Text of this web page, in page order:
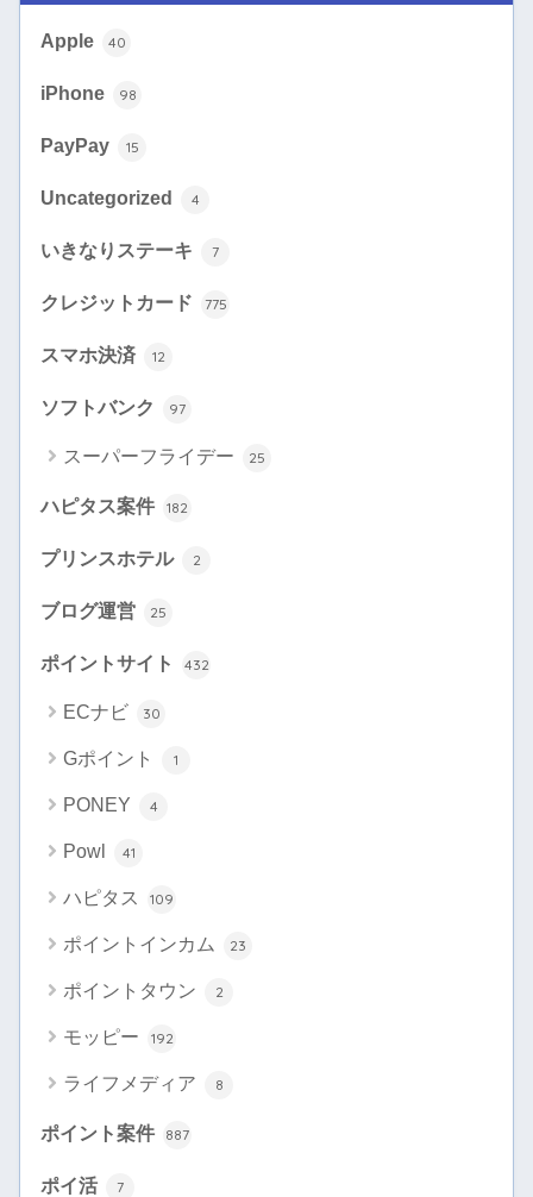
Apple 40
iPhone 98
PayPay 15
Uncategorized 4
いきなりステーキ 7
クレジットカード 775
スマホ決済 12
ソフトバンク 97
スーパーフライデー 25
ハピタス案件 182
プリンスホテル 2
ブログ運営 25
ポイントサイト 432
ECナビ 30
Gポイント 1
PONEY 4
Powl 41
ハピタス 109
ポイントインカム 23
ポイントタウン 2
モッピー 192
ライフメディア 8
ポイント案件 887
ポイ活 7